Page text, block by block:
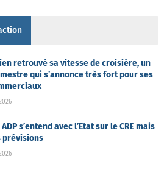
retrouvé sa vitesse de croisière, un
qui s’annonce très fort pour ses
s’entend avec l’Etat sur le CRE mais
prévisions